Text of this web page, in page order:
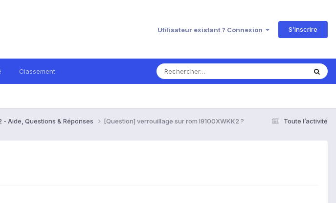
Utilisateur existant ? Connexion S’inscrire
Classement
Toute l’activité
- Aide, Questions & Réponses [Question] verrouillage sur rom I9100XWKK2 ?